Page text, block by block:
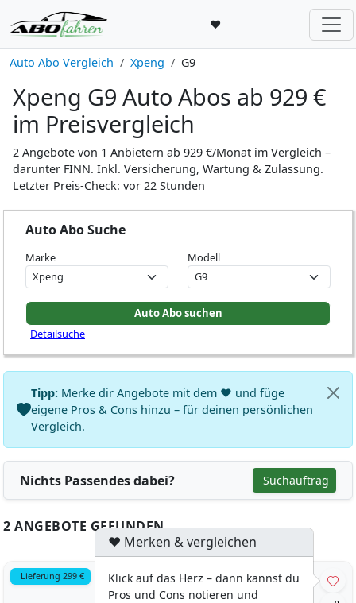
♥
Auto Abo Vergleich Xpeng G9
Xpeng G9 Auto Abos ab 929 €
im Preisvergleich
2 Angebote von 1 Anbietern ab 929 €/Monat im Vergleich –
darunter FINN. Inkl. Versicherung, Wartung & Zulassung.
Letzter Preis-Check: vor 22 Stunden
Auto Abo Suche
Marke Modell
Detailsuche
Tipp: Merke dir Angebote mit dem ♥ und füge
eigene Pros & Cons hinzu – für deinen persönlichen
Vergleich.
Nichts Passendes dabei? Suchauftrag
2 ANGEBOTE GEFUNDEN
Lieferung 299 €
♥ Merken & vergleichen
Klick auf das Herz – dann kannst du
Pros und Cons notieren und